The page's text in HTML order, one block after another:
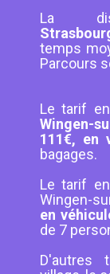
La
temps
Parcours
Le tarif
Wingen-
111€, en
bagages.
Le tarif
Wingen-
en
de 7
D'autres